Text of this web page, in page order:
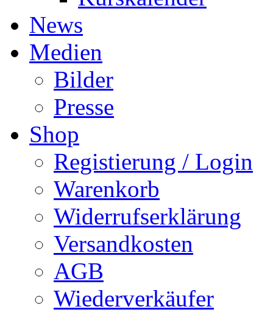
News
Medien
Bilder
Presse
Shop
Registierung / Login
Warenkorb
Widerrufserklärung
Versandkosten
AGB
Wiederverkäufer